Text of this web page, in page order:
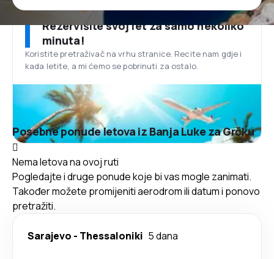
Rezervišite svoj let za samo nekoliko
minuta!
Koristite pretraživač na vrhu stranice. Recite nam gdje i
kada letite, a mi ćemo se pobrinuti za ostalo.
Posebne ponude letova iz Banja Luke za Grčku
Nema letova na ovoj ruti
Pogledajte i druge ponude koje bi vas mogle zanimati.
Također možete promijeniti aerodrom ili datum i ponovo
pretražiti.
Sarajevo - Thessaloniki 5 dana